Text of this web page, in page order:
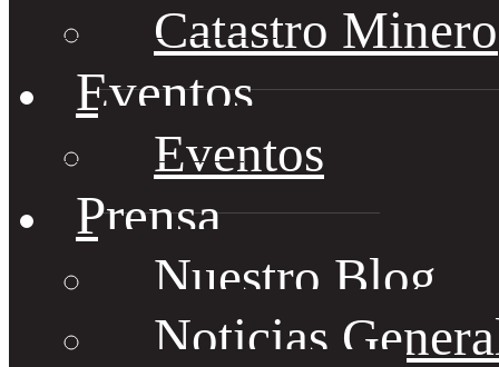
Catastro Minero
Eventos
Eventos
Prensa
Nuestro Blog
Noticias